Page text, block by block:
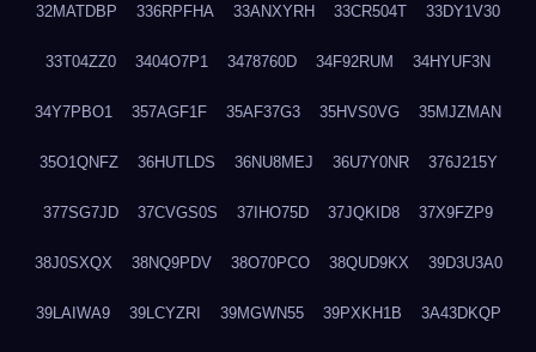
32MATDBP 336RPFHA 33ANXYRH 33CR504T 33DY1V30
33T04ZZ0 3404O7P1 3478760D 34F92RUM 34HYUF3N
34Y7PBO1 357AGF1F 35AF37G3 35HVS0VG 35MJZMAN
35O1QNFZ 36HUTLDS 36NU8MEJ 36U7Y0NR 376J215Y
377SG7JD 37CVGS0S 37IHO75D 37JQKID8 37X9FZP9
38J0SXQX 38NQ9PDV 38O70PCO 38QUD9KX 39D3U3A0
39LAIWA9 39LCYZRI 39MGWN55 39PXKH1B 3A43DKQP